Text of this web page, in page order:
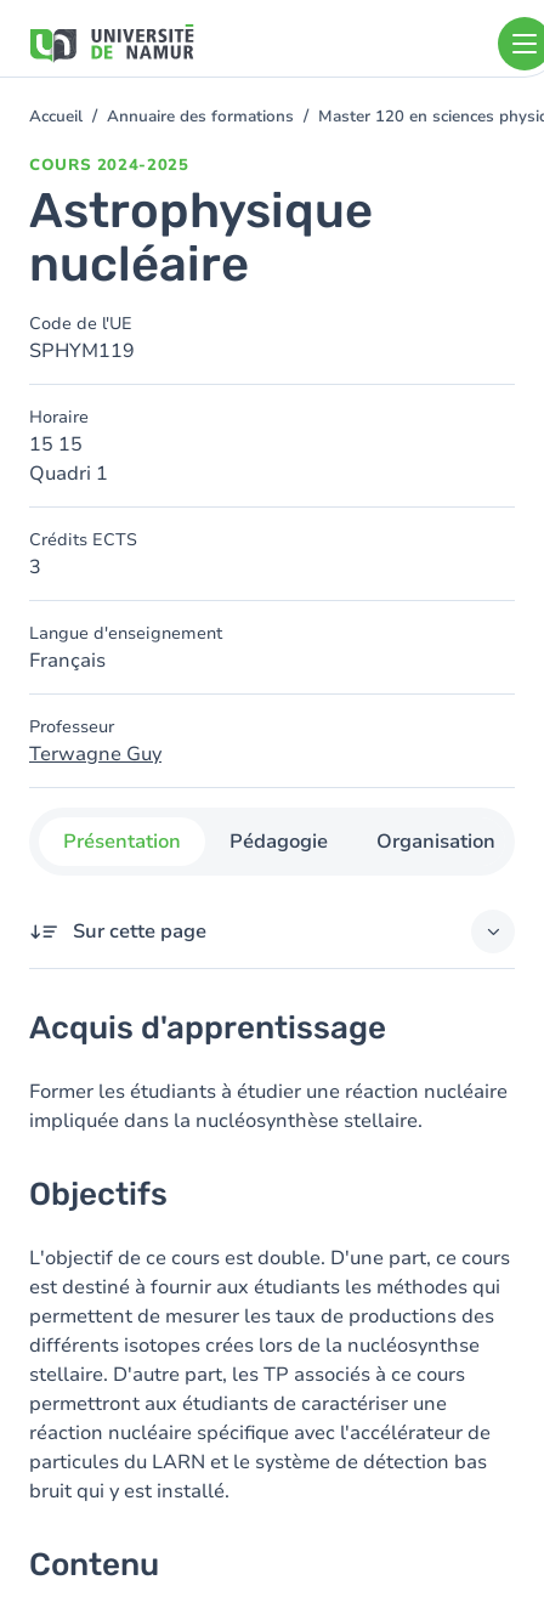
contenu
You
Accueil Annuaire des formations Master 120 en sciences
COURS 2024-2025
Astrophysique
nucléaire
Code de l'UE
SPHYM119
Horaire
15 15
Quadri 1
Crédits ECTS
3
Langue d'enseignement
Français
Professeur
Terwagne Guy
Présentation Pédagogie Organisation
Sur cette page
Objectifs
Contenu
Table des matières
Exercices
Acquis d'apprentissage
Former les étudiants à étudier une réaction nucléaire
impliquée dans la nucléosynthèse stellaire.
Objectifs
L'objectif de ce cours est double. D'une part, ce cours
est destiné à fournir aux étudiants les méthodes qui
permettent de mesurer les taux de productions des
différents isotopes crées lors de la nucléosynthse
stellaire. D'autre part, les TP associés à ce cours
permettront aux étudiants de caractériser une
réaction nucléaire spécifique avec l'accélérateur de
particules du LARN et le système de détection bas
bruit qui y est installé.
Contenu